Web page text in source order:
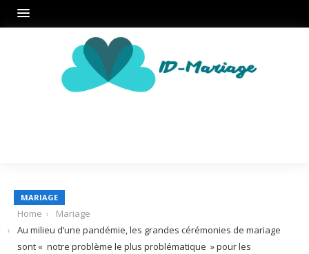
MARIAGE
Home
Mariage
Au milieu d’une pandémie, les grandes cérémonies de mariage
sont « notre problème le plus problématique » pour les